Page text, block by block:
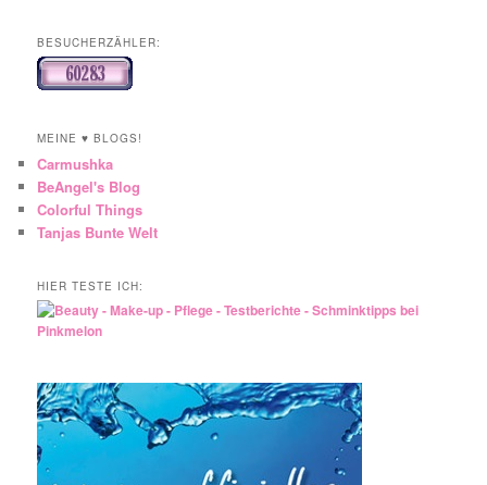
BESUCHERZÄHLER:
MEINE ♥ BLOGS!
Carmushka
BeAngel's Blog
Colorful Things
Tanjas Bunte Welt
HIER TESTE ICH: